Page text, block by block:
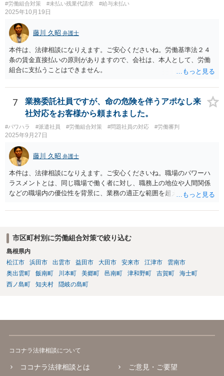
す。合理性は必要性、不利益性、相当性、その他の要素から判断され
ます。良い解決になりますよう祈念しております。法的責任をきちん
と追及されたい場合には、労働法にかなり詳しく、上記に関係した法
理等にも通じた弁護士等に相談し、法的に正確に分析してもらい、今
後の対応を検討するべきです。
#労働組合対策 #未払い残業代請求 #給与未払い
2025年10月19日
藤川 久昭 弁護士
本件は、法律相談になりえます。ご安心くださいね。労働基準法２４
条の賃金直接払いの原則がありますので、会社は、本人として、労働
組合に支払うことはできません。
7
業務委託社員ですが、命の危険を伴うアポなし来
社対応をお客様から頼まれました。
#パワハラ #派遣社員 #労働組合対策 #問題社員の対応 #労働審判
2025年9月27日
藤川 久昭 弁護士
本件は、法律相談になりえます。ご安心くださいね。職場のパワーハ
ラスメントとは、同じ職場で働く者に対し、職務上の地位や人間関係
などの職場内の優位性を背景に、業務の適正な範囲を超えて、精神
本件の言動が、これらに該当するかどうか、証拠に基づいて、子細な
きちんと追及されたい場合には、労働法にかなり詳しく、上記に関係
した法理等にも通じた弁護士等に相談し、法的に正確に分析してもら
い、今後の対応を検討するべきです。
市区町村別に労働組合対策で絞り込む
島根県内
松江市
浜田市 出雲市 益田市 大田市 安来市 江津市
雲南市
奥出雲町
飯南町 川本町 美郷町 邑南町 津和野町 吉賀町
海士町
西ノ島町
知夫村 隠岐の島町
ココナラ法律相談について
ココナラ法律相談とは
ご意見・ご要望